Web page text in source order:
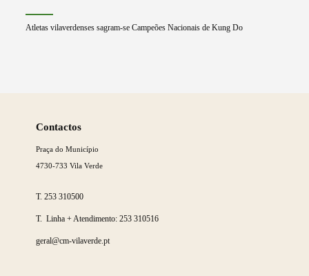
Atletas vilaverdenses sagram-se Campeões Nacionais de Kung Do
Contactos
Praça do Município
4730-733 Vila Verde
T.253 310500
T. Linha + Atendimento: 253 310516
geral@cm-vilaverde.pt